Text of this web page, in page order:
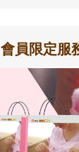
會員限定服